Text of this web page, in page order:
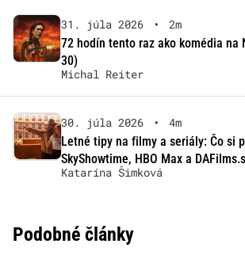
31. júla 2026 •
2m
72 hodín tento raz ako komédia na
30)
Michal Reiter
30. júla 2026 •
4m
Letné tipy na filmy a seriály: Čo si
SkyShowtime, HBO Max a
Katarína Šimková
Podobné články